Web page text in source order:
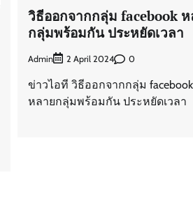
วิธีออกจากกลุ่ม facebook
กลุ่มพร้อมกัน ประหยัดเวลา
Admin 2 April 2024 0
ข่าวไอที วิธีออกจากกลุ่ม facebook
หลายกลุ่มพร้อมกัน ประหยัดเวลา